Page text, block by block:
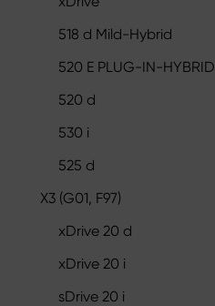
518 d Mild-Hybrid
520 E PLUG-IN-HYBRID
520 d
530 i
525 d
X3 (G01, F97)
xDrive 20 d
xDrive 20 i
sDrive 20 i